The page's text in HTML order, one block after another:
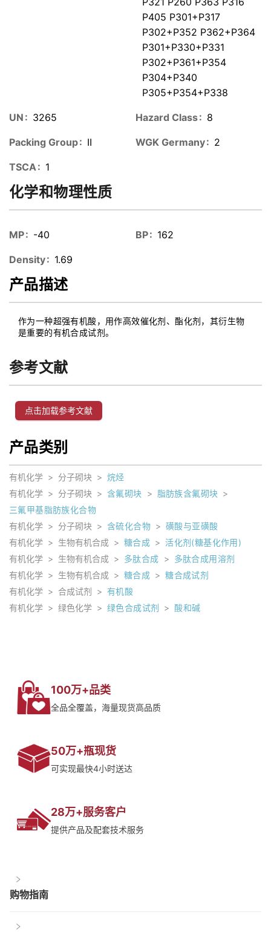
P405 P301+P317
P302+P352 P362+P364
P301+P330+P331
P302+P361+P354
P304+P340
P305+P354+P338
UN 3265 Hazard Class 8
Packing Group II WGK Germany 2
TSCA 1
化学和物理性质
MP -40 BP 162
Density 1.69
产品描述
作为一种超强有机酸，用作高效催化剂、酯化剂，其衍生物
是重要的有机合成试剂。
参考文献
点击加载参考文献
产品类别
有机化学 > 分子砌块 > 烷烃
有机化学 > 分子砌块 > 含氟砌块 > 脂肪族含氟砌块 >
三氟甲基脂肪族化合物
有机化学 > 分子砌块 > 含硫化合物 > 磺酸与亚磺酸
有机化学 > 生物有机合成 > 糖合成 > 活化剂(糖基化作用)
有机化学 > 生物有机合成 > 多肽合成 > 多肽合成用溶剂
有机化学 > 生物有机合成 > 糖合成 > 糖合成试剂
有机化学 > 合成试剂 > 有机酸
有机化学 > 绿色化学 > 绿色合成试剂 > 酸和碱
100万+品类
全品全覆盖，海量现货高品质
50万+瓶现货
可实现最快4小时送达
28万+服务客户
提供产品及配套技术服务
购物指南